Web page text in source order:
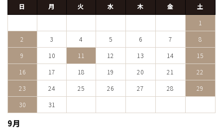
日 月 火 水 木 金
土
1
2
3 4 5 6 7
8
9
10 11 12 13 14
15
16
17 18 19 20 21
22
23
24 25 26 27 28
29
30
31
9月